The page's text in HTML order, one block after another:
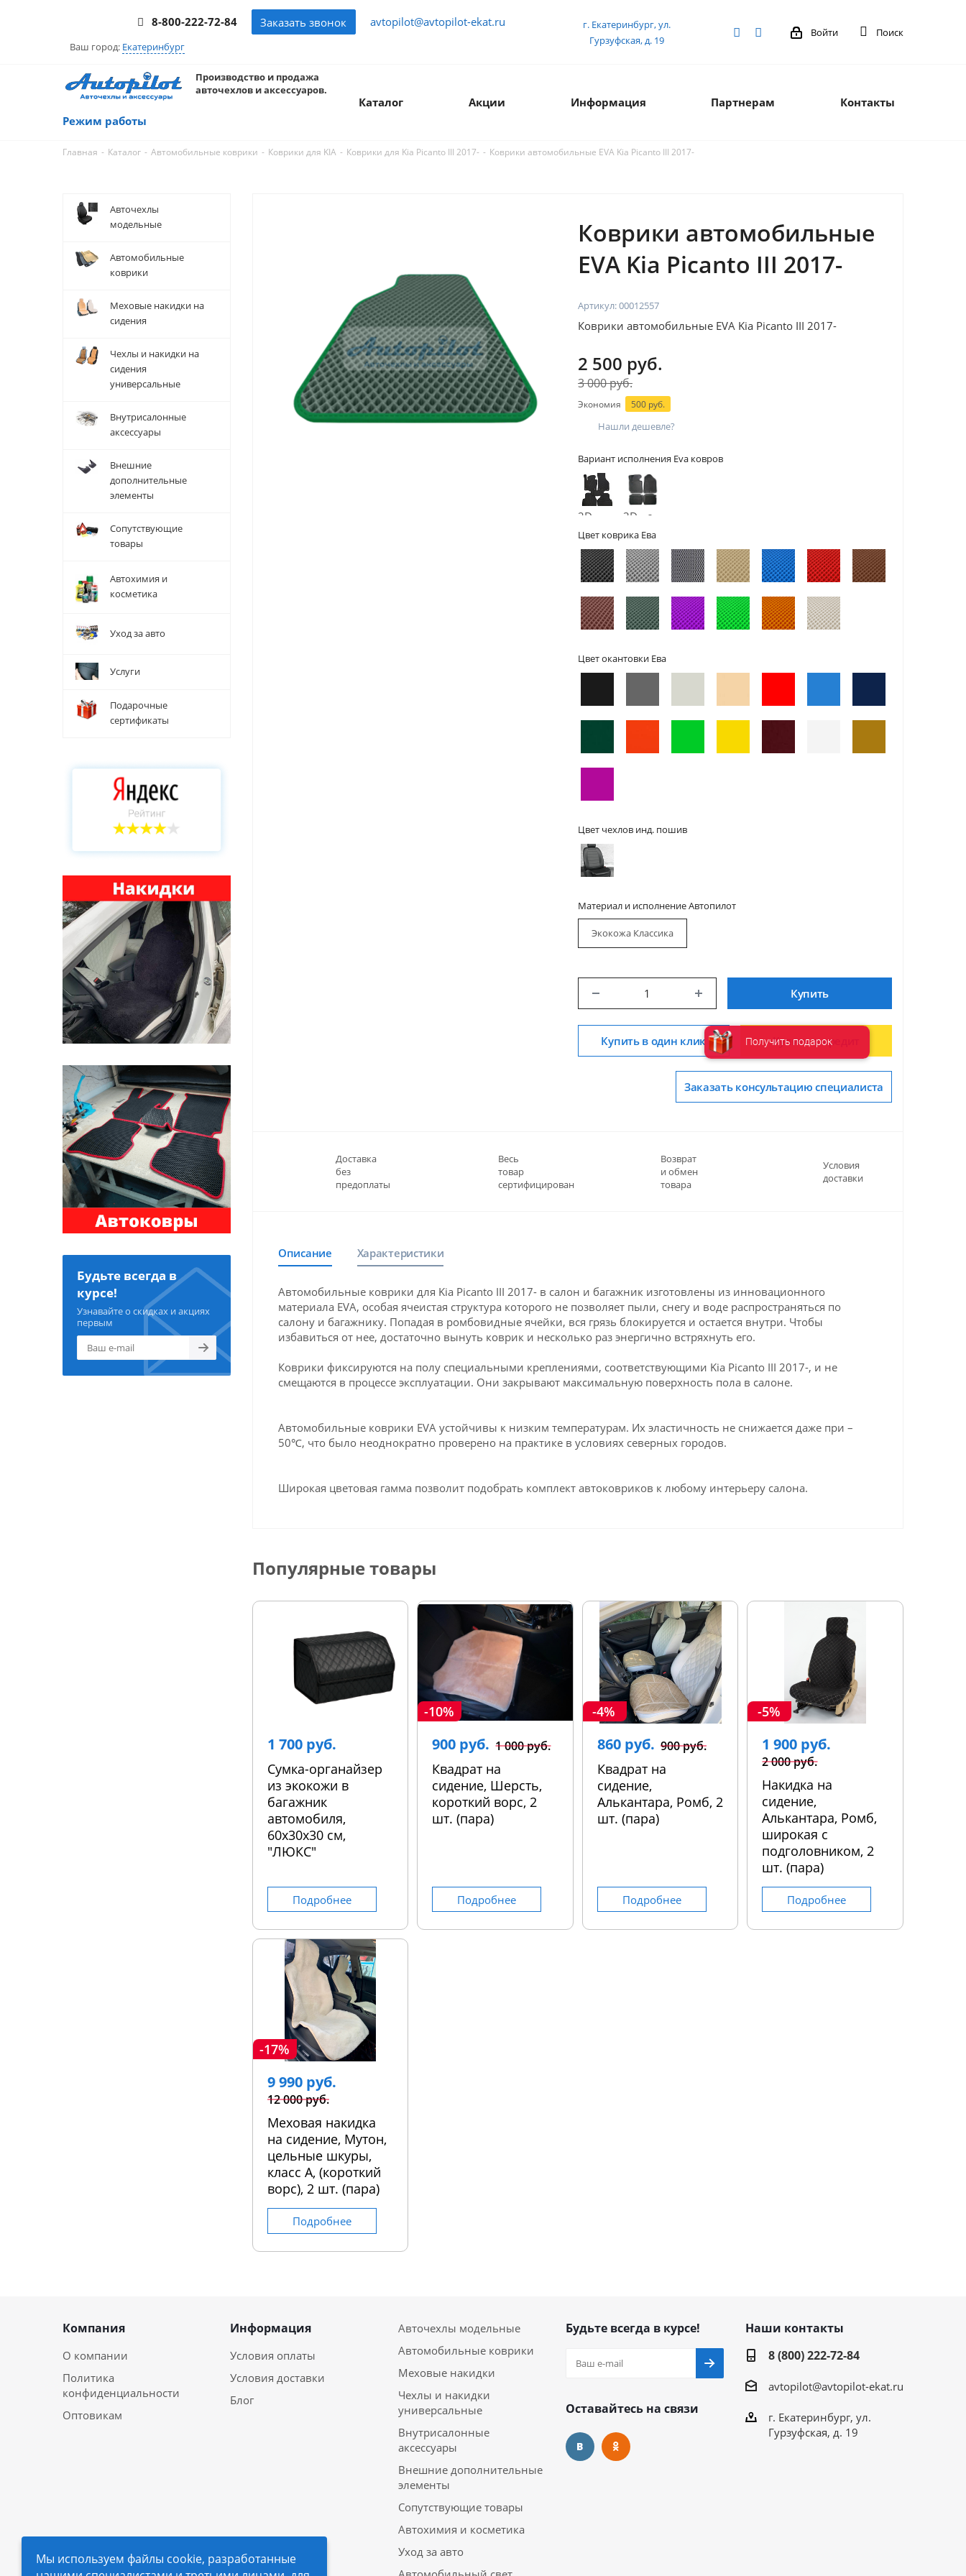
8-800-222-72-84 Заказать звонок avtopilot@avtopilot-ekat.ru
Ваш город: Екатеринбург
г. Екатеринбург, ул.
Гурзуфская, д. 19
Войти Поиск
Производство и продажа
авточехлов и аксессуаров.
Режим работы
Каталог Акции Информация Партнерам Контакты
Главная - Каталог - Автомобильные коврики - Коврики для KIA - Коврики для Kia Picanto III 2017- - Коврики автомобильные EVA Kia Picanto III 2017-
Авточехлы
модельные
Автомобильные
коврики
Меховые накидки на
сидения
Чехлы и накидки на
сидения
универсальные
Внутрисалонные
аксессуары
Внешние
дополнительные
элементы
Сопутствующие
товары
Автохимия и
косметика
Уход за авто
Услуги
Подарочные
сертификаты
Будьте всегда в
курсе!
Узнавайте о скидках и акциях
первым
Коврики автомобильные
EVA Kia Picanto III 2017-
Артикул:00012557
Коврики автомобильные EVA Kia Picanto III 2017-
2 500 руб.
3 000 руб.
Экономия 500 руб.
Нашли дешевле?
Вариант исполнения Eva ковров
2D -
без
бортов
3D - с
бортами
Цвет коврика Ева
Цвет окантовки Ева
Цвет чехлов инд. пошив
Материал и исполнение Автопилот
Экокожа Классика
Купить
Купить в один клик Купить в кредит
Заказать консультацию специалиста
Доставка
без
предоплаты
Весь
товар
сертифицирован
Возврат
и обмен
товара
Условия
доставки
Описание Характеристики
Автомобильные коврики для Kia Picanto III 2017- в салон и багажник изготовлены из инновационного
материала EVA, особая ячеистая структура которого не позволяет пыли, снегу и воде распространяться по
салону и багажнику. Попадая в ромбовидные ячейки, вся грязь блокируется и остается внутри. Чтобы
избавиться от нее, достаточно вынуть коврик и несколько раз энергично встряхнуть его.
Коврики фиксируются на полу специальными креплениями, соответствующими Kia Picanto III 2017-, и не
смещаются в процессе эксплуатации. Они закрывают максимальную поверхность пола в салоне.
Автомобильные коврики EVA устойчивы к низким температурам. Их эластичность не снижается даже при –
50℃, что было неоднократно проверено на практике в условиях северных городов.
Широкая цветовая гамма позволит подобрать комплект автоковриков к любому интерьеру салона.
Популярные товары
1 700 руб.
Сумка-органайзер
из экокожи в
багажник
автомобиля,
60х30х30 см,
"ЛЮКС"
Подробнее
-10%
900 руб. 1 000 руб.
Квадрат на
сидение, Шерсть,
короткий ворс, 2
шт. (пара)
Подробнее
-4%
860 руб. 900 руб.
Квадрат на
сидение,
Алькантара, Ромб, 2
шт. (пара)
Подробнее
-5%
1 900 руб.
2 000 руб.
Накидка на
сидение,
Алькантара, Ромб,
широкая с
подголовником, 2
шт. (пара)
Подробнее
-17%
9 990 руб.
12 000 руб.
Меховая накидка
на сидение, Мутон,
цельные шкуры,
класс А, (короткий
ворс), 2 шт. (пара)
Подробнее
Компания
О компании
Политика
конфиденциальности
Оптовикам
Информация
Условия оплаты
Условия доставки
Блог
Авточехлы модельные
Автомобильные коврики
Меховые накидки
Чехлы и накидки
универсальные
Внутрисалонные
аксессуары
Внешние дополнительные
элементы
Сопутствующие товары
Автохимия и косметика
Уход за авто
Будьте всегда в курсе!
Оставайтесь на связи
Наши контакты
8 (800) 222-72-84
avtopilot@avtopilot-ekat.ru
г. Екатеринбург, ул.
Гурзуфская, д. 19
Мы используем файлы cookie, разработанные
Получить подарок